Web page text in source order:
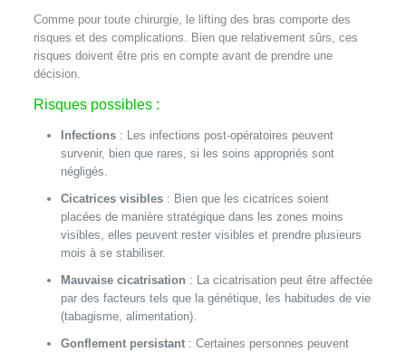
Comme pour toute chirurgie, le lifting des bras comporte des
risques et des complications. Bien que relativement sûrs, ces
risques doivent être pris en compte avant de prendre une
décision.
Risques possibles :
Infections: Les infections post-opératoires peuvent
survenir, bien que rares, si les soins appropriés sont
négligés.
Cicatrices visibles: Bien que les cicatrices soient
placées de manière stratégique dans les zones moins
visibles, elles peuvent rester visibles et prendre plusieurs
mois à se stabiliser.
Mauvaise cicatrisation : La cicatrisation peut être affectée
par des facteurs tels que la génétique, les habitudes de vie
(tabagisme, alimentation).
Gonflement persistant: Certaines personnes peuvent